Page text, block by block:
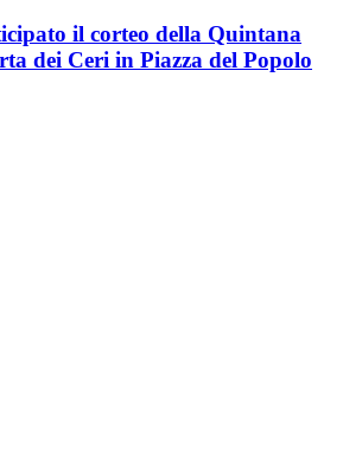
il corteo della Quintana
dei Ceri in Piazza del Popolo